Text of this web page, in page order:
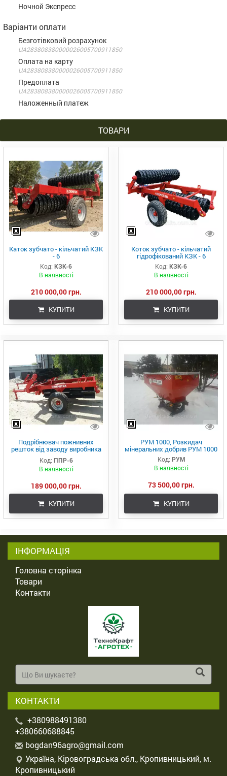
Ночной Экспресс
Варіанти оплати
Безготівковий розрахунок
UA283808380000026005700911850
Оплата на карту
UA283808380000026005700911850
Предоплата
UA283808380000026005700911850
Наложенный платеж
ТОВАРИ
Каток зубчато - кільчатий КЗК
- 6
Код: КЗК-6
В наявності
210 000,00 грн.
КУПИТИ
Коток зубчато - кільчатий
гідрофікований КЗК - 6
Код: КЗК-6
В наявності
210 000,00 грн.
КУПИТИ
Подрібнювач пожнивних
решток від заводу виробника
"DEMETRA" з різними видами
катків
Код: ППР-6
В наявності
189 000,00 грн.
КУПИТИ
РУМ 1000, Розкидач
мінеральних добрив РУМ 1000
Код: РУМ
В наявності
73 500,00 грн.
КУПИТИ
ІНФОРМАЦІЯ
Головна сторінка
Товари
Контакти
КОНТАКТИ
+380988491380
+380660688845
bogdan96agro@gmail.com
Україна, Кіровоградська обл., Кропивницький, м.
Кропивницький